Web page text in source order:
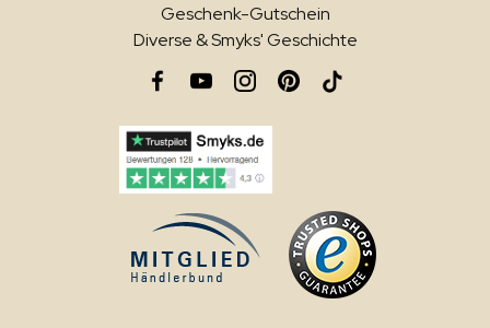
Geschenk-Gutschein
Diverse & Smyks' Geschichte